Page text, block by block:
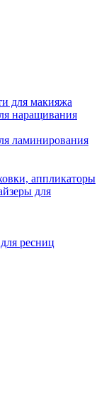
для макияжа
наращивания
ламинирования
аппликаторы
для
ресниц